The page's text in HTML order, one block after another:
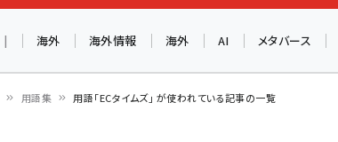
| 海外 海外情報 海外 AI メタバース
用語集 用語「ECタイムズ」 が使われている記事の一覧